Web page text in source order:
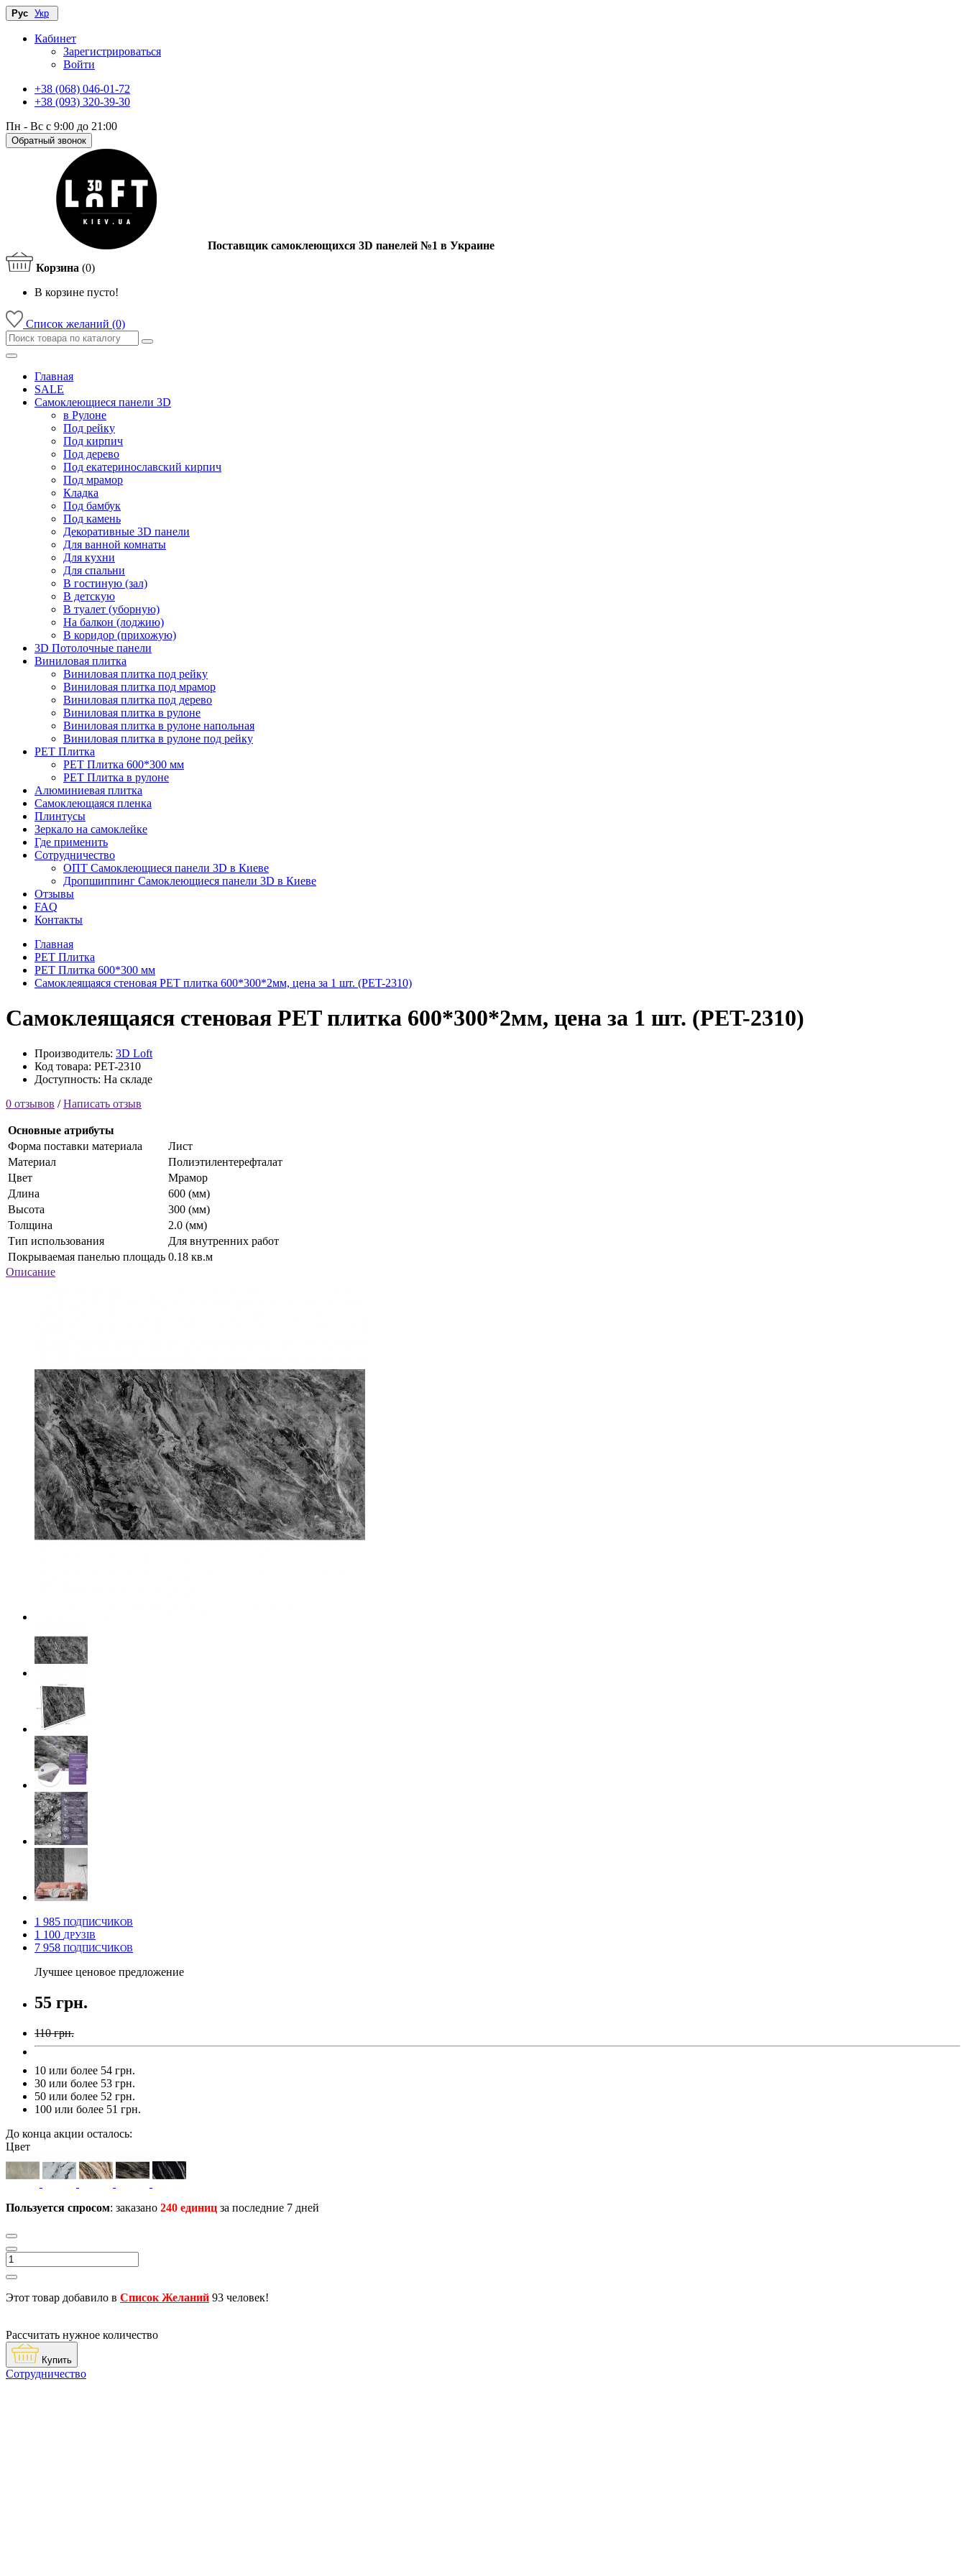
Рус Укр
Кабинет
Зарегистрироваться
Войти
+38 (068) 046-01-72
+38 (093) 320-39-30
Пн - Вс с 9:00 до 21:00
Обратный звонок
Поставщик самоклеющихся 3D панелей №1 в Украине
Корзина (0)
В корзине пусто!
Список желаний (0)
Главная
SALE
Самоклеющиеся панели 3D
в Рулоне
Под рейку
Под кирпич
Под дерево
Под екатеринославский кирпич
Под мрамор
Кладка
Под бамбук
Под камень
Декоративные 3D панели
Для ванной комнаты
Для кухни
Для спальни
В гостиную (зал)
В детскую
В туалет (уборную)
На балкон (лоджию)
В коридор (прихожую)
3D Потолочные панели
Виниловая плитка
Виниловая плитка под рейку
Виниловая плитка под мрамор
Виниловая плитка под дерево
Виниловая плитка в рулоне
Виниловая плитка в рулоне напольная
Виниловая плитка в рулоне под рейку
PET Плитка
PET Плитка 600*300 мм
PET Плитка в рулоне
Алюминиевая плитка
Самоклеющаяся пленка
Плинтусы
Зеркало на самоклейке
Где применить
Сотрудничество
ОПТ Самоклеющиеся панели 3D в Киеве
Дропшиппинг Самоклеющиеся панели 3D в Киеве
Отзывы
FAQ
Контакты
Главная
PET Плитка
PET Плитка 600*300 мм
Самоклеящаяся стеновая PET плитка 600*300*2мм, цена за 1 шт. (PET-2310)
Самоклеящаяся стеновая PET плитка 600*300*2мм, цена за 1 шт. (PET-2310)
Производитель: 3D Loft
Код товара: PET-2310
Доступность: На складе
0 отзывов /Написать отзыв
Основные атрибуты
Форма поставки материала
Лист
Материал
Полиэтилентерефталат
Цвет
Мрамор
Длина
600 (мм)
Высота
300 (мм)
Толщина
2.0 (мм)
Тип использования
Для внутренних работ
Покрываемая панелью площадь 0.18 кв.м
Описание
1 985 ПОДПИСЧИКОВ
1 100 ДРУЗІВ
7 958 ПОДПИСЧИКОВ
Лучшее ценовое предложение
55 грн.
110 грн.
10 или более 54 грн.
30 или более 53 грн.
50 или более 52 грн.
100 или более 51 грн.
До конца акции осталось:
Цвет
Пользуется спросом: заказано 240 единиц за последние 7 дней
Этот товар добавило в Список Желаний 93 человек!
Рассчитать нужное количество
Купить
Сотрудничество